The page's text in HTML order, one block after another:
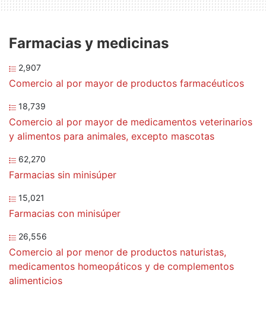
Farmacias y medicinas
2,907
Comercio al por mayor de productos farmacéuticos
18,739
Comercio al por mayor de medicamentos veterinarios
y alimentos para animales, excepto mascotas
62,270
Farmacias sin minisúper
15,021
Farmacias con minisúper
26,556
Comercio al por menor de productos naturistas,
medicamentos homeopáticos y de complementos
alimenticios